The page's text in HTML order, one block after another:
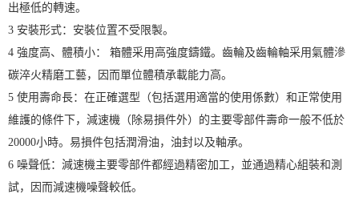
出極低的轉速。
3 安裝形式：安裝位置不受限製。
4 強度高、體積小： 箱體采用高強度鑄鐵。齒輪及齒輪軸采用氣體滲
碳淬火精磨工藝，因而單位體積承載能力高。
5 使用壽命長：在正確選型（包括選用適當的使用係數）和正常使用
維護的條件下，減速機（除易損件外）的主要零部件壽命一般不低於
20000小時。易損件包括潤滑油，油封以及軸承。
6 噪聲低：減速機主要零部件都經過精密加工，並通過精心組裝和測
試，因而減速機噪聲較低。